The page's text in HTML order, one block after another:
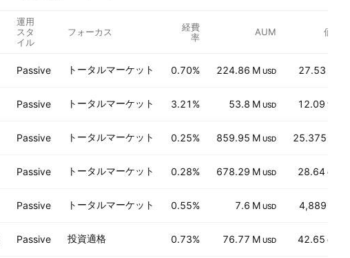
運用
スタ
イル
フォーカス
経費
率
AUM 価格
Passive トータルマーケット 0.70% 224.86 M USD 27.53
Passive トータルマーケット 3.21% 53.8 M USD 12.09 THB
Passive トータルマーケット 0.25% 859.95 M USD 25.375
Passive トータルマーケット 0.28% 678.29 M USD 28.64 CAD
Passive トータルマーケット 0.55% 7.6 M USD 4,889
Passive 投資適格 0.73% 76.77 M USD 42.65 CAD